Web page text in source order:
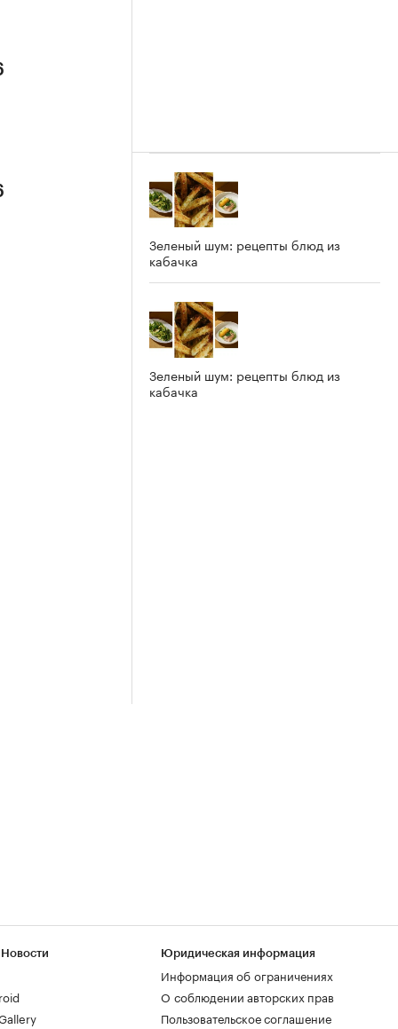
Зеленый шум: рецепты блюд из
кабачка
Зеленый шум: рецепты блюд из
кабачка
Юридическая информация
Информация об ограничениях
О соблюдении авторских прав
Пользовательское соглашение